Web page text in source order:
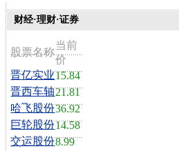
财经·理财·证券
股票名称
当前
价
晋亿实业15.84
晋西车轴21.81
哈飞股份36.92
巨轮股份14.58
交运股份8.99